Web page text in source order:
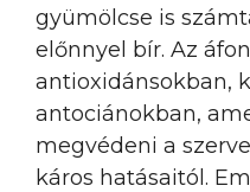
gyümölcse is
előnnyel bír. Az
antioxidánsokban,
antociánokban,
megvédeni a
káros hatásaitól.